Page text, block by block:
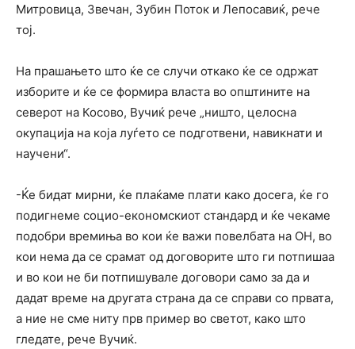
Митровица, Звечан, Зубин Поток и Лепосавиќ, рече
тој.
На прашањето што ќе се случи откако ќе се одржат
изборите и ќе се формира власта во општините на
северот на Косово, Вучиќ рече „ништо, целосна
окупација на која луѓето се подготвени, навикнати и
научени“.
-Ќе бидат мирни, ќе плаќаме плати како досега, ќе го
подигнеме социо-економскиот стандард и ќе чекаме
подобри времиња во кои ќе важи повелбата на ОН, во
кои нема да се срамат од договорите што ги потпишаа
и во кои не би потпишувале договори само за да и
дадат време на другата страна да се справи со првата,
а ние не сме ниту прв пример во светот, како што
гледате, рече Вучиќ.